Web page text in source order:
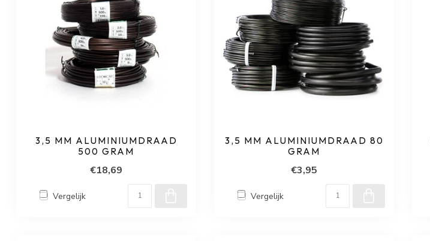
3,5 MM ALUMINIUMDRAAD
500 GRAM
€18,69
Vergelijk
3,5 MM ALUMINIUMDRAAD 80
GRAM
€3,95
Vergelijk